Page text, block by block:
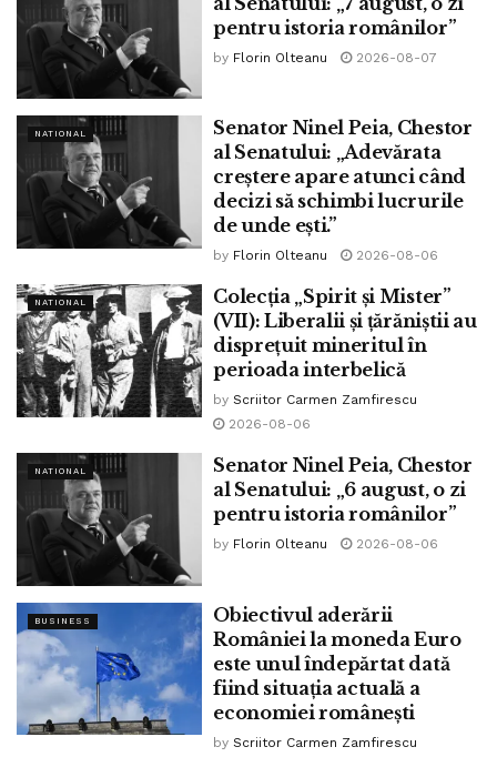
Tags: ninel peia
pentru istoria românilor”
by Florin Olteanu 2026-08-07
NATIONAL
Senator Ninel Peia, Chestor
al Senatului: „Adevărata
creștere apare atunci când
decizi să schimbi lucrurile
de unde ești.”
by Florin Olteanu 2026-08-06
NATIONAL
Colecția „Spirit și Mister”
(VII): Liberalii și țărăniștii au
disprețuit mineritul în
perioada interbelică
by Scriitor Carmen Zamfirescu
2026-08-06
NATIONAL
Senator Ninel Peia, Chestor
al Senatului: „6 august, o zi
pentru istoria românilor”
by Florin Olteanu 2026-08-06
BUSINESS
Obiectivul aderării
României la moneda Euro
este unul îndepărtat dată
fiind situația actuală a
economiei românești
by Scriitor Carmen Zamfirescu